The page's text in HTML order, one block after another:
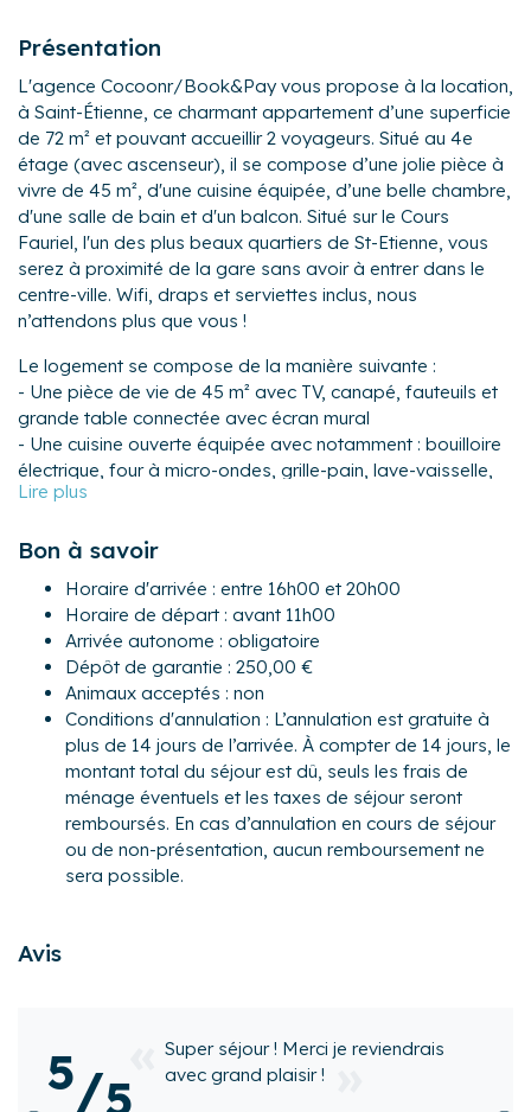
Présentation
L'agence Cocoonr/Book&Pay vous propose à la location,
à Saint-Étienne, ce charmant appartement d’une superficie
de 72 m² et pouvant accueillir 2 voyageurs. Situé au 4e
étage (avec ascenseur), il se compose d’une jolie pièce à
vivre de 45 m², d'une cuisine équipée, d’une belle chambre,
d'une salle de bain et d'un balcon. Situé sur le Cours
Fauriel, l'un des plus beaux quartiers de St-Etienne, vous
serez à proximité de la gare sans avoir à entrer dans le
centre-ville. Wifi, draps et serviettes inclus, nous
n’attendons plus que vous !
Le logement se compose de la manière suivante :
- Une pièce de vie de 45 m² avec TV, canapé, fauteuils et
grande table connectée avec écran mural
- Une cuisine ouverte équipée avec notamment : bouilloire
électrique, four à micro-ondes, grille-pain, lave-vaisselle,
plaques de cuisson...
attenant à la chambre avec machine à laver
- Un balcon de 7 mètres de long exposé sud avec mobilier
extérieur pour profiter des beaux jours
Pour encore plus de confort : chaise haute, lave-linge, lit
bébé, table et fer à repasser.
Quartier
- Situé à St-Etienne dans un quartier très commerçant sans
avoir la contrainte d'entrer dans la ville, vous serez à
proximité du nœud qui dessert notamment : Lyon et
l'aéroport St Exupéry, Clermont-Ferrand, Roanne et le Puy
et Valence.
coiffeur, banques, La Poste, supérette Casino au rez-de-
ostéopathes etc....
Activités
Bon à savoir
Horaire d'arrivée : entre 16h00 et 20h00
Horaire de départ : avant 11h00
Arrivée autonome : obligatoire
Dépôt de garantie : 250,00 €
Animaux acceptés : non
Conditions d'annulation : L’annulation est gratuite à
plus de 14 jours de l’arrivée. À compter de 14 jours, le
montant total du séjour est dû, seuls les frais de
ménage éventuels et les taxes de séjour seront
remboursés. En cas d’annulation en cours de séjour
ou de non-présentation, aucun remboursement ne
sera possible.
Avis
5/5
Logement très bien